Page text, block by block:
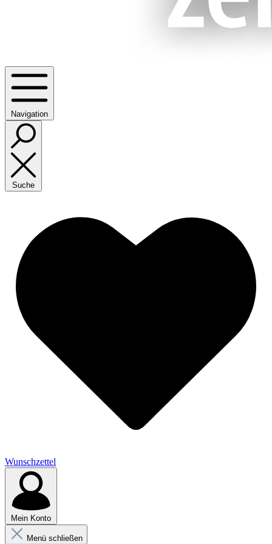
Navigation
Suche
Wunschzettel
Mein Konto
Menü schließen